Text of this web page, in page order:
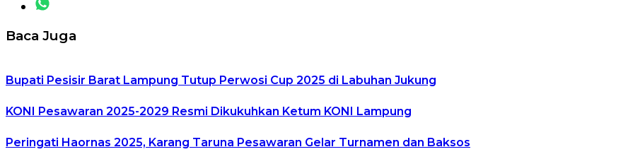
Baca Juga
Bupati Pesisir Barat Lampung Tutup Perwosi Cup 2025 di Labuhan Jukung
KONI Pesawaran 2025-2029 Resmi Dikukuhkan Ketum KONI Lampung
Peringati Haornas 2025, Karang Taruna Pesawaran Gelar Turnamen dan Baksos